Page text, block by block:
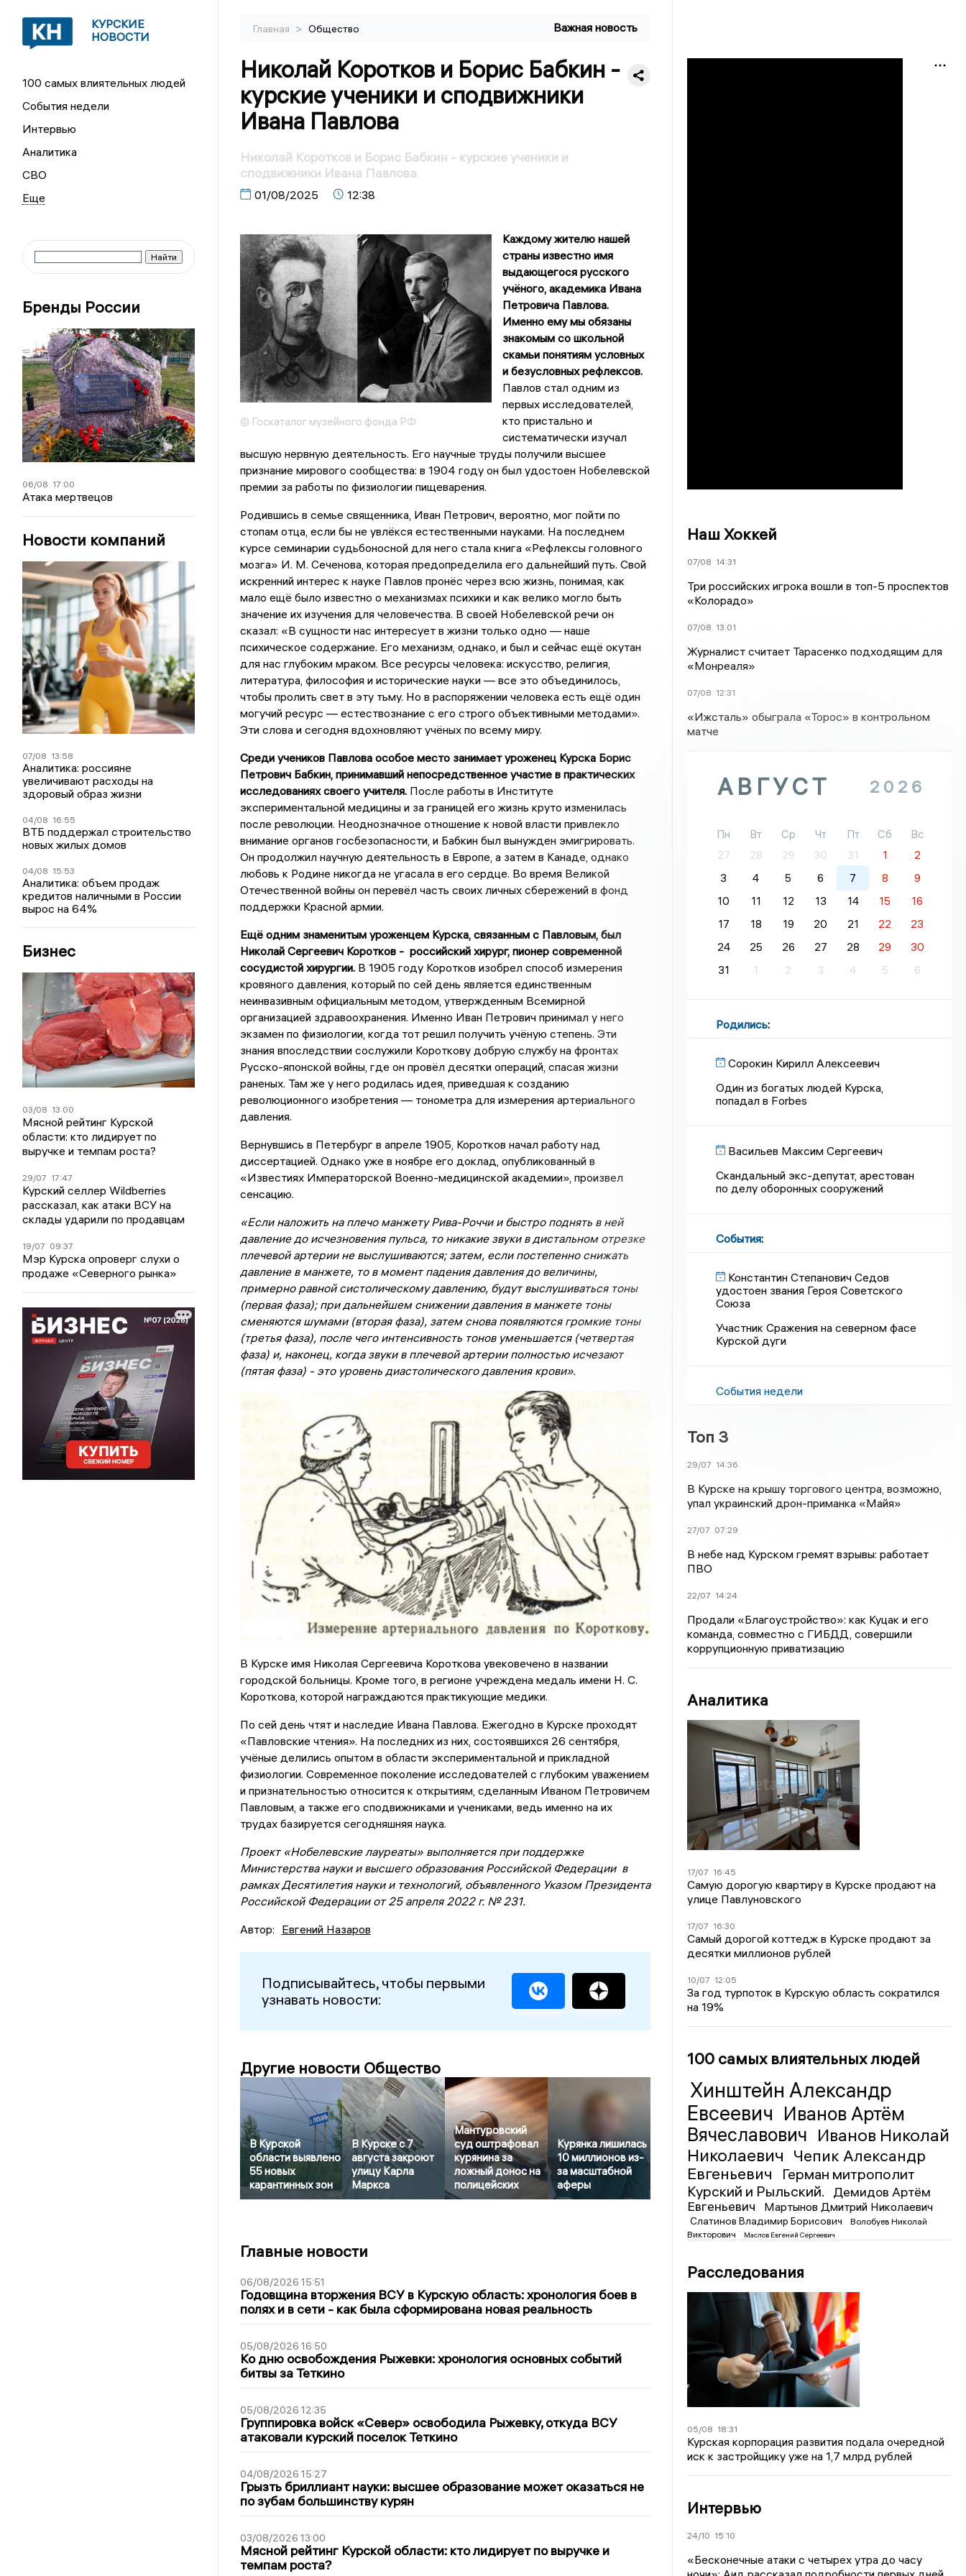
КУРСКИЕ
НОВОСТИ
100 самых влиятельных людей
События недели
Интервью
Аналитика
СВО
Бренды России
06/08 17:00
Атака мертвецов
Новости компаний
07/08 13:58
Аналитика: россияне
увеличивают расходы на
здоровый образ жизни
04/08 16:55
ВТБ поддержал строительство
новых жилых домов
04/08 15:53
Аналитика: объем продаж
кредитов наличными в России
вырос на 64%
Бизнес
03/08 13:00
Мясной рейтинг Курской
области: кто лидирует по
выручке и темпам роста?
29/07 17:47
Курский селлер Wildberries
рассказал, как атаки ВСУ на
склады ударили по продавцам
19/07 09:37
Мэр Курска опроверг слухи о
продаже «Северного рынка»
Главная > Общество Важная новость
Николай Коротков и Борис Бабкин -
курские ученики и сподвижники
Ивана Павлова
Николай Коротков и Борис Бабкин - курские ученики и
сподвижники Ивана Павлова
01/08/2025 12:38
© Госкаталог музейного фонда РФ
Каждому жителю нашей
страны известно имя
выдающегося русского
учёного, академика Ивана
Петровича Павлова.
Именно ему мы обязаны
знакомым со школьной
скамьи понятиям условных
и безусловных рефлексов.
Павлов стал одним из
первых исследователей,
кто пристально и
систематически изучал
высшую нервную деятельность. Его научные труды получили высшее
признание мирового сообщества: в 1904 году он был удостоен Нобелевской
премии за работы по физиологии пищеварения.
Родившись в семье священника, Иван Петрович, вероятно, мог пойти по
стопам отца, если бы не увлёкся естественными науками. На последнем
курсе семинарии судьбоносной для него стала книга «Рефлексы головного
мозга» И. М. Сеченова, которая предопределила его дальнейший путь. Свой
искренний интерес к науке Павлов пронёс через всю жизнь, понимая, как
мало ещё было известно о механизмах психики и как велико могло быть
значение их изучения для человечества. В своей Нобелевской речи он
сказал: «В сущности нас интересует в жизни только одно — наше
психическое содержание. Его механизм, однако, и был и сейчас ещё окутан
для нас глубоким мраком. Все ресурсы человека: искусство, религия,
литература, философия и исторические науки — все это объединилось,
чтобы пролить свет в эту тьму. Но в распоряжении человека есть ещё один
могучий ресурс — естествознание с его строго объективными методами».
Эти слова и сегодня вдохновляют учёных по всему миру.
Среди учеников Павлова особое место занимает уроженец Курска Борис
Петрович Бабкин, принимавший непосредственное участие в практических
исследованиях своего учителя.После работы в Институте
экспериментальной медицины и за границей его жизнь круто изменилась
после революции. Неоднозначное отношение к новой власти привлекло
внимание органов госбезопасности, и Бабкин был вынужден эмигрировать.
Он продолжил научную деятельность в Европе, а затем в Канаде, однако
любовь к Родине никогда не угасала в его сердце. Во время Великой
Отечественной войны он перевёл часть своих личных сбережений в фонд
поддержки Красной армии.
Ещё одним знаменитым уроженцем Курска, связанным с Павловым, был
Николай Сергеевич Коротков - российский хирург, пионер современной
сосудистой хирургии.В 1905 году Коротков изобрел способ измерения
кровяного давления, который по сей день является единственным
неинвазивным официальным методом, утвержденным Всемирной
организацией здравоохранения. Именно Иван Петрович принимал у него
экзамен по физиологии, когда тот решил получить учёную степень. Эти
знания впоследствии сослужили Короткову добрую службу на фронтах
Русско-японской войны, где он провёл десятки операций, спасая жизни
раненых. Там же у него родилась идея, приведшая к созданию
революционного изобретения — тонометра для измерения артериального
давления.
Вернувшись в Петербург в апреле 1905, Коротков начал работу над
диссертацией. Однако уже в ноябре его доклад, опубликованный в
«Известиях Императорской Военно-медицинской академии», произвел
сенсацию.
«Если наложить на плечо манжету Рива-Роччи и быстро поднять в ней
давление до исчезновения пульса, то никакие звуки в дистальном отрезке
плечевой артерии не выслушиваются; затем, если постепенно снижать
давление в манжете, то в момент падения давления до величины,
примерно равной систолическому давлению, будут выслушиваться тоны
(первая фаза); при дальнейшем снижении давления в манжете тоны
сменяются шумами (вторая фаза), затем снова появляются громкие тоны
(третья фаза), после чего интенсивность тонов уменьшается (четвертая
фаза) и, наконец, когда звуки в плечевой артерии полностью исчезают
(пятая фаза) - это уровень диастолического давления крови».
В Курске имя Николая Сергеевича Короткова увековечено в названии
городской больницы. Кроме того, в регионе учреждена медаль имени Н. С.
Короткова, которой награждаются практикующие медики.
По сей день чтят и наследие Ивана Павлова. Ежегодно в Курске проходят
«Павловские чтения». На последних из них, состоявшихся 26 сентября,
учёные делились опытом в области экспериментальной и прикладной
физиологии. Современное поколение исследователей с глубоким уважением
и признательностью относится к открытиям, сделанным Иваном Петровичем
Павловым, а также его сподвижниками и учениками, ведь именно на их
трудах базируется сегодняшняя наука.
Проект «Нобелевские лауреаты» выполняется при поддержке
Министерства науки и высшего образования Российской Федерации в
рамках Десятилетия науки и технологий, объявленного Указом Президента
Российской Федерации от 25 апреля 2022 г. № 231.
Автор: Евгений Назаров
Подписывайтесь, чтобы первыми
узнавать новости:
Другие новости Общество
В Курской
области выявлено
55 новых
карантинных зон
В Курске с 7
августа закроют
улицу Карла
Маркса
Мантуровский
суд оштрафовал
курянина за
ложный донос на
полицейских
Курянка лишилась
10 миллионов из-
за масштабной
аферы
Главные новости
06/08/2026 15:51
Годовщина вторжения ВСУ в Курскую область: хронология боев в
полях и в сети - как была сформирована новая реальность
05/08/2026 16:50
Ко дню освобождения Рыжевки: хронология основных событий
битвы за Теткино
05/08/2026 12:35
Группировка войск «Север» освободила Рыжевку, откуда ВСУ
атаковали курский поселок Теткино
04/08/2026 15:27
Грызть бриллиант науки: высшее образование может оказаться не
по зубам большинству курян
03/08/2026 13:00
Мясной рейтинг Курской области: кто лидирует по выручке и
темпам роста?
Наш Хоккей
07/08 14:31
Три российских игрока вошли в топ-5 проспектов
«Колорадо»
07/08 13:01
Журналист считает Тарасенко подходящим для
«Монреаля»
07/08 12:31
«Ижсталь» обыграла «Торос» в контрольном
матче
АВГУСТ 2026
Пн Вт Ср Чт Пт Сб
Вс
27
28 29 30 31 1
2
3
4 5 6 7 8
9
10
11 12 13 14 15
16
17
18 19 20 21 22
23
24
25 26 27 28 29
30
31
1 2 3 4 5 6
Родились:
Сорокин Кирилл Алексеевич
Один из богатых людей Курска,
попадал в Forbes
Васильев Максим Сергеевич
Скандальный экс-депутат, арестован
по делу оборонных сооружений
События:
Константин Степанович Седов
удостоен звания Героя Советского
Союза
Участник Сражения на северном фасе
Курской дуги
События недели
Топ 3
29/07 14:36
В Курске на крышу торгового центра, возможно,
упал украинский дрон-приманка «Майя»
27/07 07:29
В небе над Курском гремят взрывы: работает
ПВО
22/07 14:24
Продали «Благоустройство»: как Куцак и его
команда, совместно с ГИБДД, совершили
коррупционную приватизацию
Аналитика
17/07 16:45
Самую дорогую квартиру в Курске продают на
улице Павлуновского
17/07 16:30
Самый дорогой коттедж в Курске продают за
десятки миллионов рублей
10/07 12:05
За год турпоток в Курскую область сократился
на 19%
100 самых влиятельных людей
Хинштейн Александр
Евсеевич Иванов Артём
Вячеславович Иванов Николай
Николаевич Чепик Александр
Евгеньевич
Герман митрополит
Курский и Рыльский.
Демидов Артём
Евгеньевич
Мартынов Дмитрий Николаевич
Слатинов Владимир Борисович
Волобуев Николай
Викторович
Маслов Евгений Сергеевич
Расследования
05/08 18:31
Курская корпорация развития подала очередной
иск к застройщику уже на 1,7 млрд рублей
Интервью
24/10 15:10
«Бесконечные атаки с четырех утра до часу